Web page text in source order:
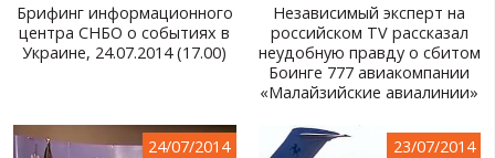
Брифинг информационного
центра СНБО о событиях в
Украине, 24.07.2014 (17.00)
Независимый эксперт на
российском TV рассказал
неудобную правду о сбитом
Боинге 777 авиакомпании
«Малайзийские авиалинии»
24/07/2014 23/07/2014